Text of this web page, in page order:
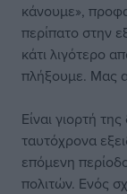
κάνουμε»,
περίπατο στην
κάτι λιγότερο
πλήξουμε. Μας
Είναι γιορτή
ταυτόχρονα
επόμενη
πολιτών. Ενός